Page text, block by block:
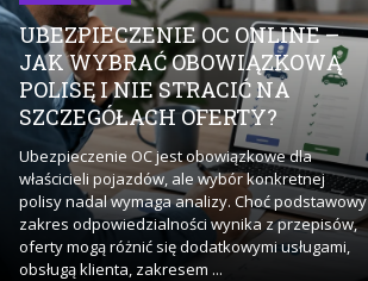
UBEZPIECZENIE OC ONLINE –
JAK WYBRAĆ OBOWIĄZKOWĄ
POLISĘ I NIE STRACIĆ NA
SZCZEGÓŁACH OFERTY?
Ubezpieczenie OC jest obowiązkowe dla
właścicieli pojazdów, ale wybór konkretnej
polisy nadal wymaga analizy. Choć podstawowy
zakres odpowiedzialności wynika z przepisów,
oferty mogą różnić się dodatkowymi usługami,
obsługą klienta, zakresem ...